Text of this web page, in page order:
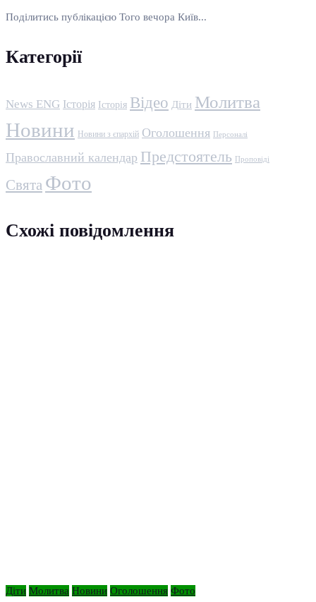
Поділитись публікацією Того вечора Київ...
Категорії
News ENG Історія Історія Відео Діти Молитва
Новини Новини з єпархій Оголошення Персоналі
Православний календар Предстоятель Проповіді
Свята Фото
Схожі повідомлення
Діти Молитва Новини Оголошення Фото